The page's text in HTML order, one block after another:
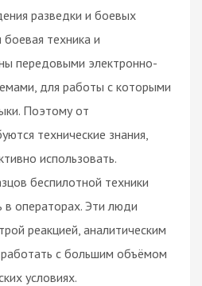
разведки и боевых
техника и
передовыми электронно-
для работы с которыми
Поэтому от
технические знания,
использовать.
беспилотной техники
операторах. Эти люди
реакцией, аналитическим
с большим объёмом
условиях.